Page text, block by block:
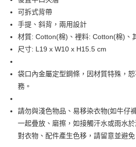
台灣樂天信用卡公司
全盈+PAY
大哥付你分期
相關說明
【大哥付你分期使用說明】
流程，驗證手機門號後，選擇欲分期的期數、
成交易。
消。如遇「轉專審核」未通過狀況，表示未達
法說明評估內容。
1.分期款項不併入電信帳單，「大哥付你分期
相關說明
AFTEE先享後付是「在收到商品之後才付款」
便利好安心！
１．簡單：不需註冊會員、不需綁卡、不需儲
２．便利：只要手機號碼，簡訊認證，即可結
３．安心：先確認商品／服務後，再付款。
ATM付款
運送方式
付款後全家取貨
每筆NT$70，滿NT$899(含以上)免運費
可拆式背帶
手提、斜背，兩用設計
材質: Cotton(棉)、裡料: Cotton(棉)、
尺寸: L19 x W10 x H15.5 cm
袋口內金屬定型鋼條，因材質特殊，
務。
請勿與淺色物品、易移染衣物(如牛仔
一起疊放、磨擦，如接觸汗水或雨水
對衣物、配件產生色移，請留意並避免